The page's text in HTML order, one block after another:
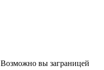
вы заграницей